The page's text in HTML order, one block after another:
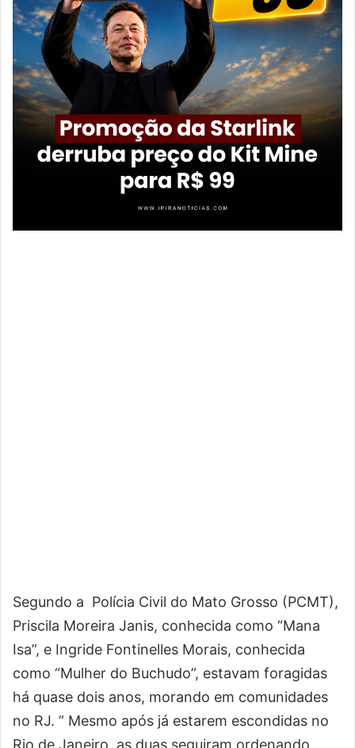
Segundo a Polícia Civil do Mato Grosso (PCMT),
Priscila Moreira Janis, conhecida como “Mana
Isa”, e Ingride Fontinelles Morais, conhecida
como “Mulher do Buchudo”, estavam foragidas
há quase dois anos, morando em comunidades
no RJ. ” Mesmo após já estarem escondidas no
Rio de Janeiro, as duas seguiram ordenando